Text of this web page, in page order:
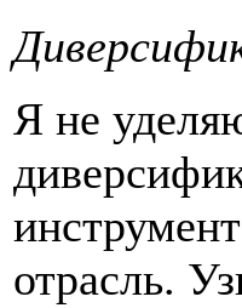
Я не
отрасль.